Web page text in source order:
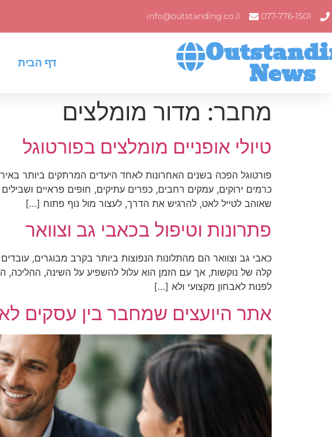
077-776-1501
info@outstanding.co.il
News דף הבית
מחבר: מדור מומלצים
טיולי אופניים מומלצים בפורטוגל
פורטוגל הפכה בשנים האחרונות לאחד היעדים המרתקים ביותר
כרמים ירוקים, עמקים רחבים, כפרים עתיקים, חופים פראיים
שאוהב לטייל לאט, להרגיש את הדרך, לעצור מול נוף פתוח […]
פתרונות וטיפול בכאבי גב וצוואר
כאבי גב וצוואר הם מהתלונות הנפוצות ביותר בקרב מבוגרים,
קלה של נוקשות, אך עם הזמן הוא עלול להשפיע על השינה, ההליכה,
לפנות לאבחון מקצועי ולא […]
אתר היועצים שמחבר בין עסקים